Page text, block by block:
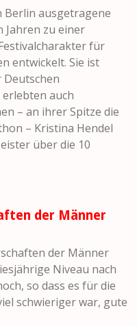
Berlin ausgetragene
Jahren zu einer
für
entwickelt. Sie ist
Deutschen
auch
– an ihrer Spitze die
– Kristina Hendel
über die 10
der Männer
der Männer
Niveau nach
so dass es für die
schwieriger war, gute